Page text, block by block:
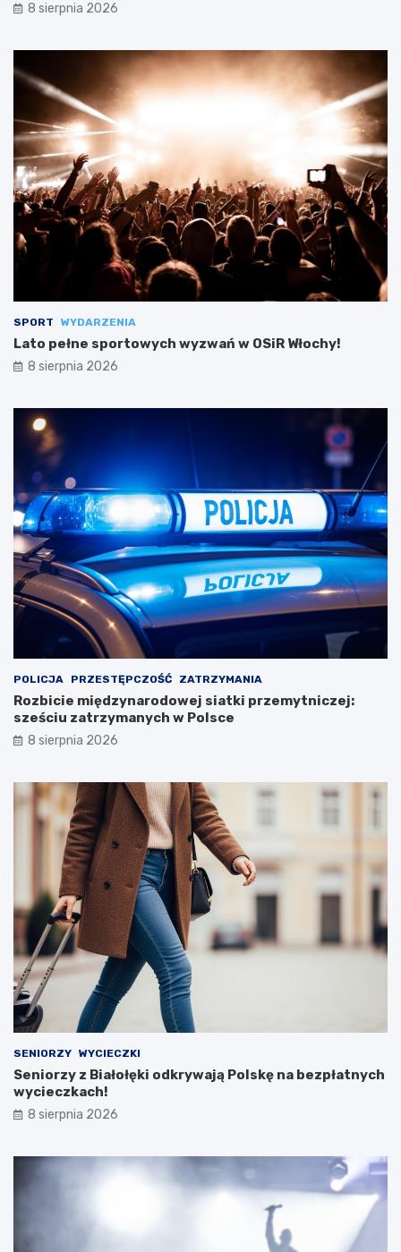
8 sierpnia 2026
SPORT WYDARZENIA
Lato pełne sportowych wyzwań w OSiR Włochy!
8 sierpnia 2026
POLICJA PRZESTĘPCZOŚĆ ZATRZYMANIA
Rozbicie międzynarodowej siatki przemytniczej:
sześciu zatrzymanych w Polsce
8 sierpnia 2026
SENIORZY WYCIECZKI
Seniorzy z Białołęki odkrywają Polskę na bezpłatnych
wycieczkach!
8 sierpnia 2026